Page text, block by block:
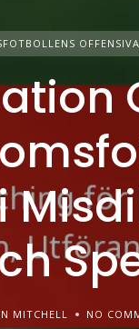
MITCHELL NO